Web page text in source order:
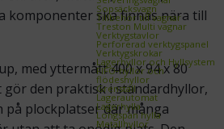
Sopsäcksvagn
Tillbehör till vagnar
Treston Multi vagnar
Verktygstavlor
Perforerad verktygspanel
Verktygskrokar
Lagerhyllor och Hyllsystem
FIFO‑hyllor och
flödeshyllor
Grenställ
Lagerautomat
Lagerhylla
Longspan hylla
Metallhyllor
komponenter ska finnas nära till
med yttermått 400 x 94 x 80
gör den praktisk i standardhyllor,
på plockplatser där många